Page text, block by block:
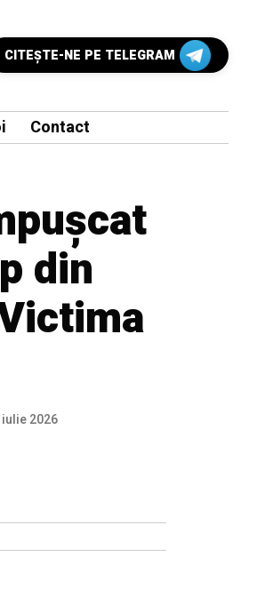
CITEŞTE-NE PE TELEGRAM
Contact
din
iulie 2026